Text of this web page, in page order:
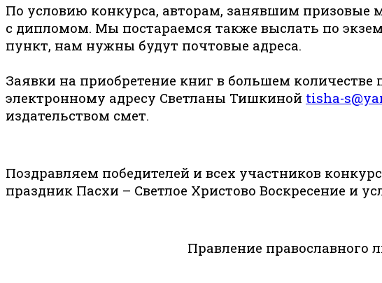
По условию конкурса, авторам, занявшим призовые
с дипломом. Мы постараемся также выслать по
пункт, нам нужны будут почтовые адреса.
Заявки на приобретение книг в большем
электронному адресу Светланы Тишкиной tisha-s@
издательством смет.
Поздравляем победителей и всех участников
праздник Пасхи – Светлое Христово Воскресение и
Правление православного